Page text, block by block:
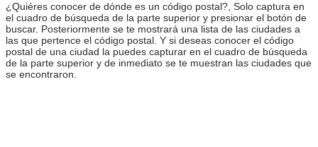
¿Quiéres conocer de dónde es un código postal?, Solo captura en
el cuadro de búsqueda de la parte superior y presionar el botón de
buscar. Posteriormente se te mostrará una lista de las ciudades a
las que pertence el código postal. Y si deseas conocer el código
postal de una ciudad la puedes capturar en el cuadro de búsqueda
de la parte superior y de inmediato se te muestran las ciudades que
se encontraron.